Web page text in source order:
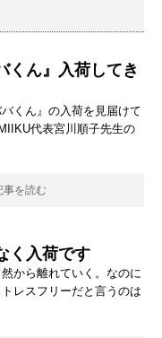
くん』入荷してき
くん』の入荷を見届けて
代表宮川順子先生の
事を読む
く入荷です
から離れていく。なのに
レスフリーだと言うのは